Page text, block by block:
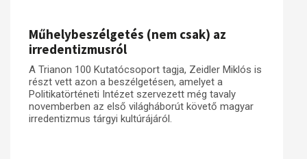
Műhelybeszélgetés (nem csak) az
irredentizmusról
A Trianon 100 Kutatócsoport tagja, Zeidler Miklós is
részt vett azon a beszélgetésen, amelyet a
Politikatörténeti Intézet szervezett még tavaly
novemberben az első világháborút követő magyar
irredentizmus tárgyi kultúrájáról.